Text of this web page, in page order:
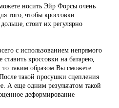
носить Эйр Форсы очень
того, чтобы кроссовки
стоит их регулярно
с использованием непрямого
ставить кроссовки на батарею,
то таким образом Вы сможете
такой просушки сцепления
А еще одним результатом такой
деформирование